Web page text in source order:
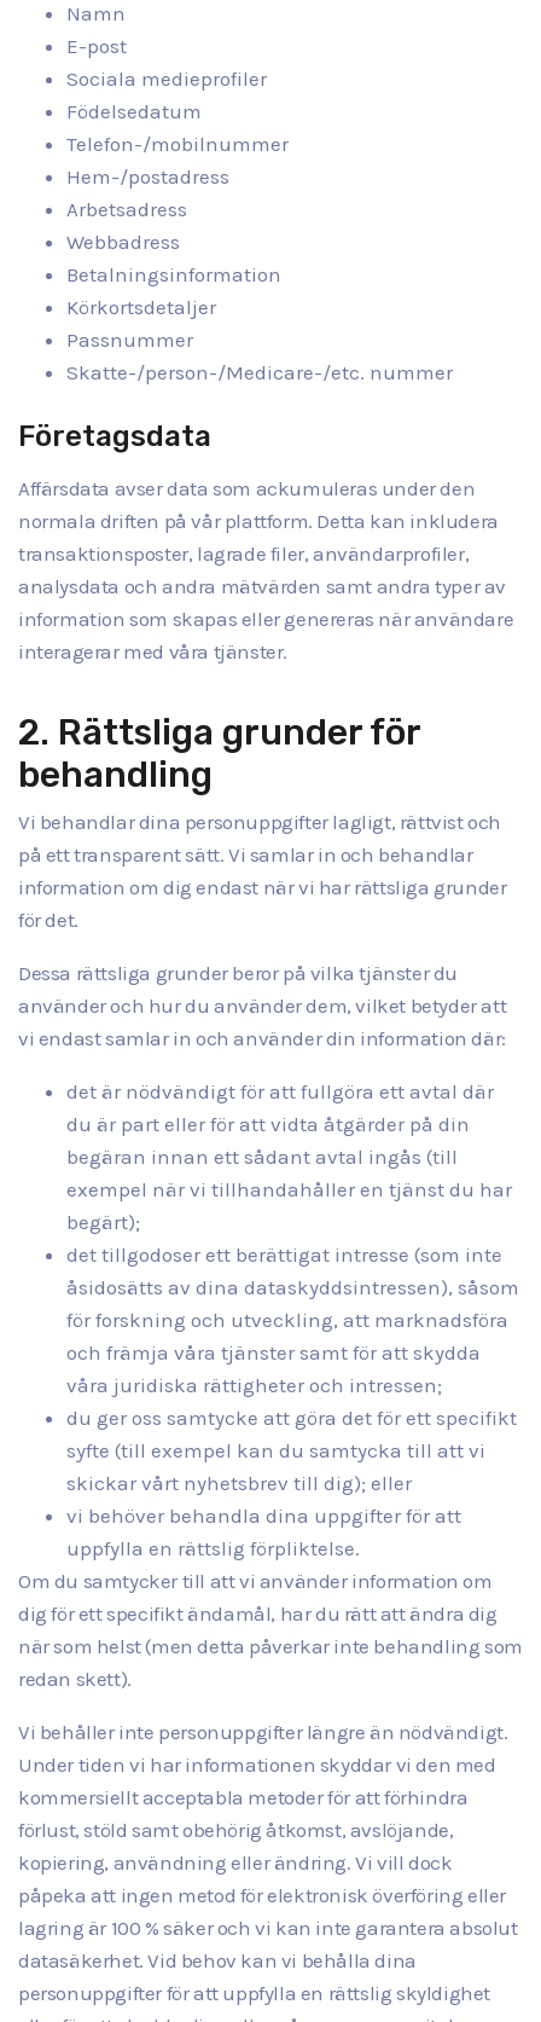
Namn
E-post
Sociala medieprofiler
Födelsedatum
Telefon-/mobilnummer
Hem-/postadress
Arbetsadress
Webbadress
Betalningsinformation
Körkortsdetaljer
Passnummer
Skatte-/person-/Medicare-/etc. nummer
Företagsdata
Affärsdata avser data som ackumuleras under den
normala driften på vår plattform. Detta kan inkludera
transaktionsposter, lagrade filer, användarprofiler,
analysdata och andra mätvärden samt andra typer av
information som skapas eller genereras när användare
interagerar med våra tjänster.
2. Rättsliga grunder för
behandling
Vi behandlar dina personuppgifter lagligt, rättvist och
på ett transparent sätt. Vi samlar in och behandlar
information om dig endast när vi har rättsliga grunder
för det.
Dessa rättsliga grunder beror på vilka tjänster du
använder och hur du använder dem, vilket betyder att
vi endast samlar in och använder din information där:
det är nödvändigt för att fullgöra ett avtal där
du är part eller för att vidta åtgärder på din
begäran innan ett sådant avtal ingås (till
exempel när vi tillhandahåller en tjänst du har
begärt);
det tillgodoser ett berättigat intresse (som inte
åsidosätts av dina dataskyddsintressen), såsom
för forskning och utveckling, att marknadsföra
och främja våra tjänster samt för att skydda
våra juridiska rättigheter och intressen;
du ger oss samtycke att göra det för ett specifikt
syfte (till exempel kan du samtycka till att vi
skickar vårt nyhetsbrev till dig); eller
vi behöver behandla dina uppgifter för att
uppfylla en rättslig förpliktelse.
Om du samtycker till att vi använder information om
dig för ett specifikt ändamål, har du rätt att ändra dig
när som helst (men detta påverkar inte behandling som
redan skett).
Vi behåller inte personuppgifter längre än nödvändigt.
Under tiden vi har informationen skyddar vi den med
kommersiellt acceptabla metoder för att förhindra
förlust, stöld samt obehörig åtkomst, avslöjande,
kopiering, användning eller ändring. Vi vill dock
påpeka att ingen metod för elektronisk överföring eller
lagring är 100 % säker och vi kan inte garantera absolut
datasäkerhet. Vid behov kan vi behålla dina
personuppgifter för att uppfylla en rättslig skyldighet